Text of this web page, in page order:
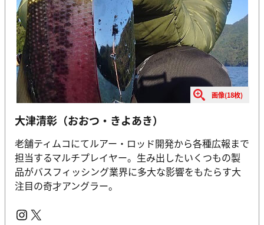
画像(18枚)
大津清彰（おおつ・きよあき）
老舗ティムコにてルアー・ロッド開発から各種広報まで
担当するマルチプレイヤー。生み出したいくつもの製
品がバスフィッシング業界に多大な影響をもたらす大
注目の奇才アングラー。
InstagramX